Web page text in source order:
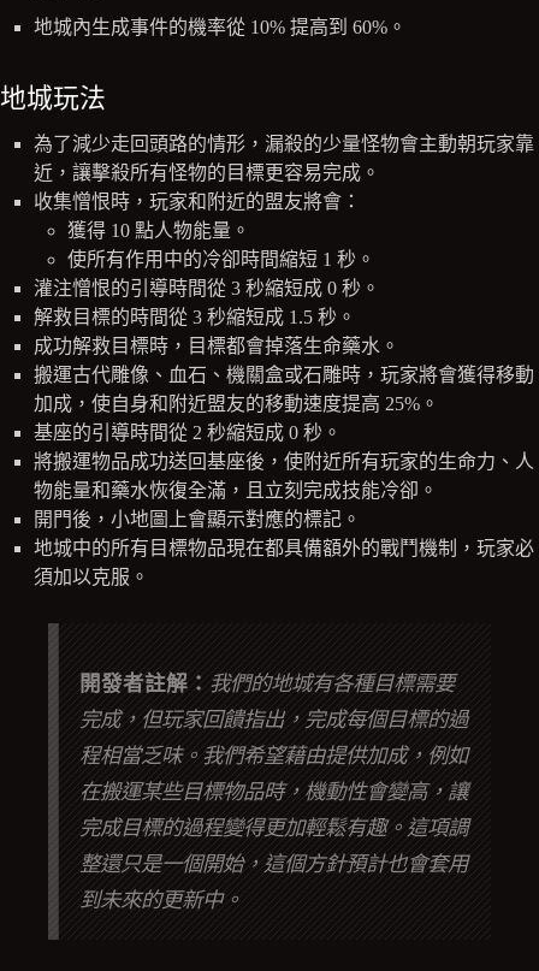
地城內生成事件的機率從 10% 提高到 60%。
地城玩法
為了減少走回頭路的情形，漏殺的少量怪物會主動朝玩家靠
近，讓擊殺所有怪物的目標更容易完成。
收集憎恨時，玩家和附近的盟友將會：
獲得 10 點人物能量。
使所有作用中的冷卻時間縮短 1 秒。
灌注憎恨的引導時間從 3 秒縮短成 0 秒。
解救目標的時間從 3 秒縮短成 1.5 秒。
成功解救目標時，目標都會掉落生命藥水。
搬運古代雕像、血石、機關盒或石雕時，玩家將會獲得移動
加成，使自身和附近盟友的移動速度提高 25%。
基座的引導時間從 2 秒縮短成 0 秒。
將搬運物品成功送回基座後，使附近所有玩家的生命力、人
物能量和藥水恢復全滿，且立刻完成技能冷卻。
開門後，小地圖上會顯示對應的標記。
地城中的所有目標物品現在都具備額外的戰鬥機制，玩家必
須加以克服。
開發者註解： 我們的地城有各種目標需要
完成，但玩家回饋指出，完成每個目標的過
程相當乏味。我們希望藉由提供加成，例如
在搬運某些目標物品時，機動性會變高，讓
完成目標的過程變得更加輕鬆有趣。這項調
整還只是一個開始，這個方針預計也會套用
到未來的更新中。